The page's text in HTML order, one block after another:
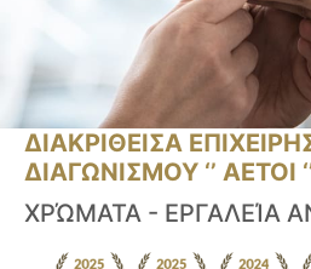
ΔΙΑΚΡΙΘΕΙΣΑ
ΔΙΑΓΩΝΙΣΜΟΥ ‘’ ΑΕΤΟΙ
ΧΡΏΜΑΤΑ - ΕΡΓΑΛΕΊΑ